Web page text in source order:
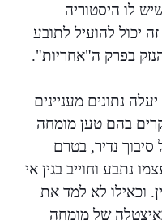
לו היסטוריה
יכול להועיל לתובע
בפרק ה"אחריות".
נתונים מעניינים
בהם טען מומחה
נדיר, בטרם
נתבע וחוייב בגין אי
וכאילו לא למד את
של מומחה